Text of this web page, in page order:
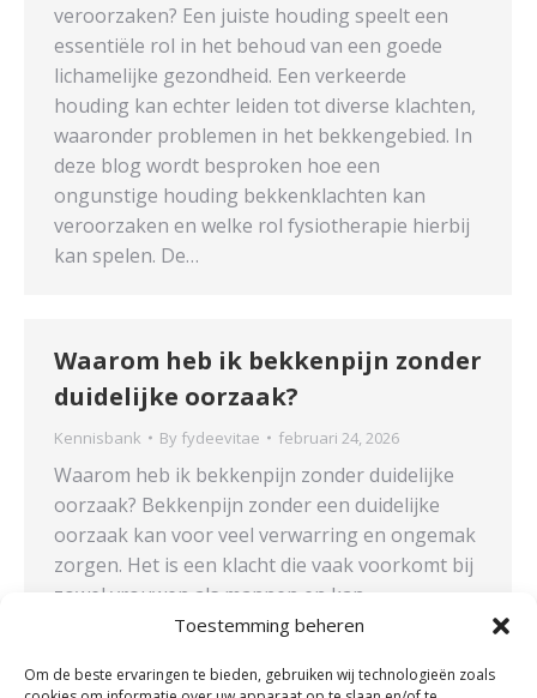
Toestemming beheren
Om de beste ervaringen te bieden, gebruiken wij technologieën zoals
veroorzaken? Een juiste houding speelt een
essentiële rol in het behoud van een goede
lichamelijke gezondheid. Een verkeerde
houding kan echter leiden tot diverse klachten,
waaronder problemen in het bekkengebied. In
deze blog wordt besproken hoe een
ongunstige houding bekkenklachten kan
veroorzaken en welke rol fysiotherapie hierbij
kan spelen. De…
Waarom heb ik bekkenpijn zonder
duidelijke oorzaak?
Kennisbank By fydeevitae februari 24, 2026
Waarom heb ik bekkenpijn zonder duidelijke
oorzaak? Bekkenpijn zonder een duidelijke
oorzaak kan voor veel verwarring en ongemak
zorgen. Het is een klacht die vaak voorkomt bij
zowel vrouwen als mannen en kan
verschillende oorzaken hebben. Ondanks dat
kunnen gerichte behandelingen, zoals